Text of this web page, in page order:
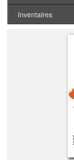
Inventaires